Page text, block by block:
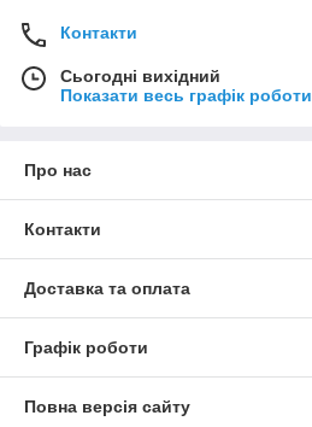
Контакти
Сьогодні вихідний
Показати весь графік роботи
Про нас
Контакти
Доставка та оплата
Графік роботи
Повна версія сайту